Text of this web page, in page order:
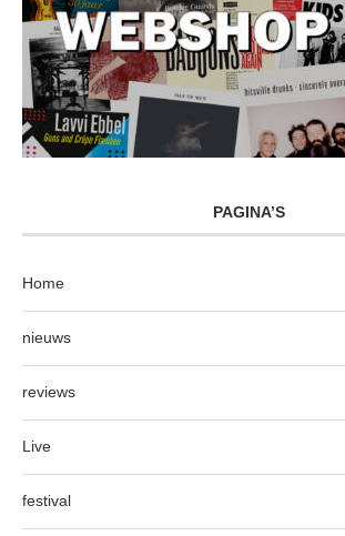
PAGINA’S
Home
nieuws
reviews
Live
festival